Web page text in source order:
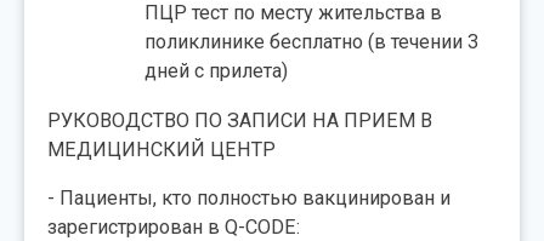
ПЦР тест по месту жительства в
поликлинике бесплатно (в течении 3
дней с прилета)
РУКОВОДСТВО ПО ЗАПИСИ НА ПРИЕМ В
МЕДИЦИНСКИЙ ЦЕНТР
- Пациенты, кто полностью вакцинирован и
зарегистрирован в Q-CODE: